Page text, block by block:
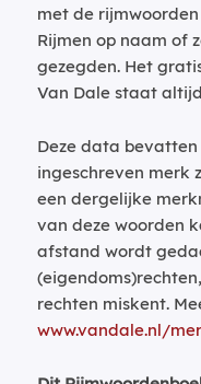
met de
Rijmen op naam of
gezegden. Het
Van Dale staat
Deze data
ingeschreven merk
een dergelijke
van deze woorden
afstand wordt
rechten miskent.
www.vandale.nl/